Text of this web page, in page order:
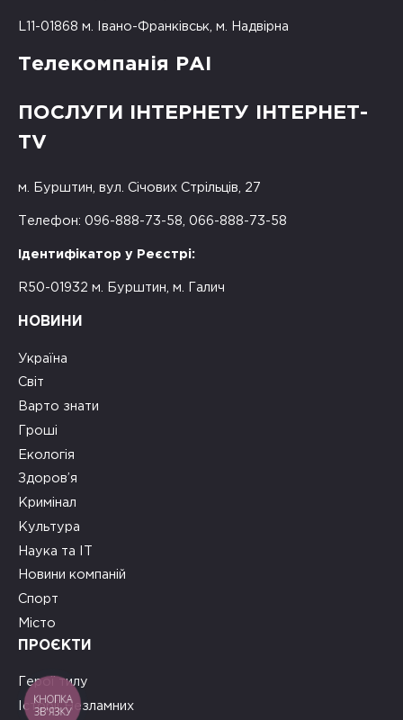
L11-01868 м. Івано-Франківськ, м. Надвірна
Телекомпанія РАІ
ПОСЛУГИ ІНТЕРНЕТУ ІНТЕРНЕТ-
TV
м. Бурштин, вул. Січових Стрільців, 27
Телефон: 096-888-73-58, 066-888-73-58
Ідентифікатор у Реєстрі:
R50-01932 м. Бурштин, м. Галич
НОВИНИ
Україна
Світ
Варто знати
Гроші
Екологія
Здоров’я
Кримінал
Культура
Наука та ІТ
Новини компаній
Спорт
Місто
ПРОЄКТИ
Герої тилу
Історії Незламних
КНОПКА
ЗВ'ЯЗКУ